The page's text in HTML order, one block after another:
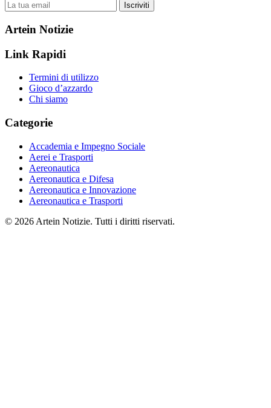
Iscriviti
Artein Notizie
Link Rapidi
Termini di utilizzo
Gioco d’azzardo
Chi siamo
Categorie
Accademia e Impegno Sociale
Aerei e Trasporti
Aereonautica
Aereonautica e Difesa
Aereonautica e Innovazione
Aereonautica e Trasporti
© 2026 Artein Notizie. Tutti i diritti riservati.